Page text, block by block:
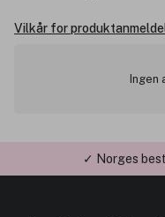
Vilkår for
Ingen
✓ Norges